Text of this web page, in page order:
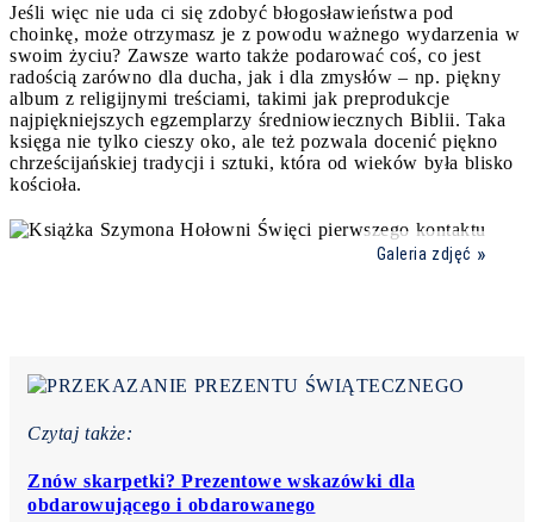
Jeśli więc nie uda ci się zdobyć błogosławieństwa pod
choinkę, może otrzymasz je z powodu ważnego wydarzenia w
swoim życiu? Zawsze warto także podarować coś, co jest
radością zarówno dla ducha, jak i dla zmysłów – np. piękny
album z religijnymi treściami, takimi jak preprodukcje
najpiękniejszych egzemplarzy średniowiecznych Biblii. Taka
księga nie tylko cieszy oko, ale też pozwala docenić piękno
chrześcijańskiej tradycji i sztuki, która od wieków była blisko
kościoła.
Galeria zdjęć
Czytaj także:
Znów skarpetki? Prezentowe wskazówki dla
obdarowującego i obdarowanego